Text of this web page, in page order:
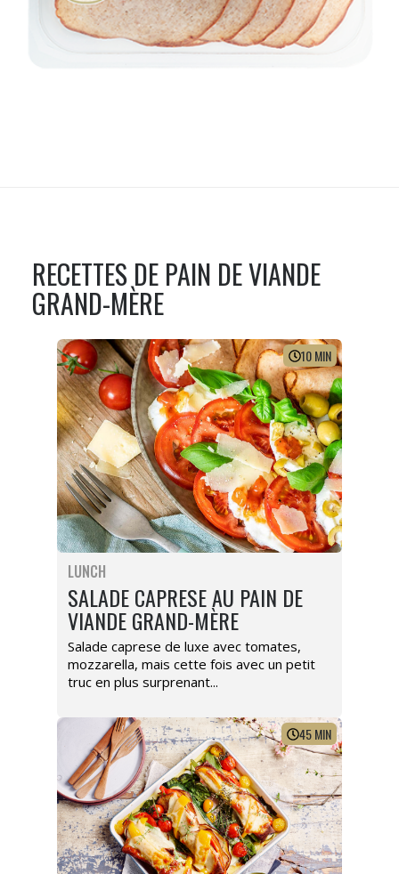
RECETTES DE PAIN DE VIANDE
GRAND-MÈRE
10MIN
LUNCH
SALADE CAPRESE AU PAIN DE
VIANDE GRAND-MÈRE
Salade caprese de luxe avec tomates,
mozzarella, mais cette fois avec un petit
truc en plus surprenant...
45MIN